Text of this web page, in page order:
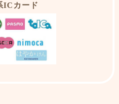
ICカード